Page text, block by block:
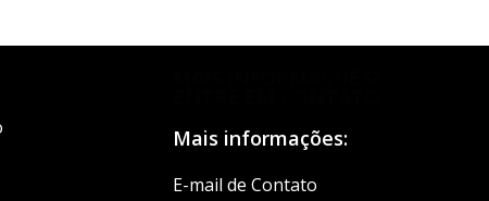
Mais informações:
E-mail de Contato